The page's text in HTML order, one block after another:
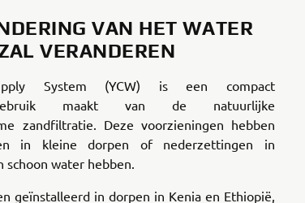
VAN HET WATER
VERANDEREN
System (YCW) is een compact
gebruik maakt van de natuurlijke
zandfiltratie. Deze voorzieningen hebben
in kleine dorpen of nederzettingen in
schoon water hebben.
geïnstalleerd in dorpen in Kenia en Ethiopië,